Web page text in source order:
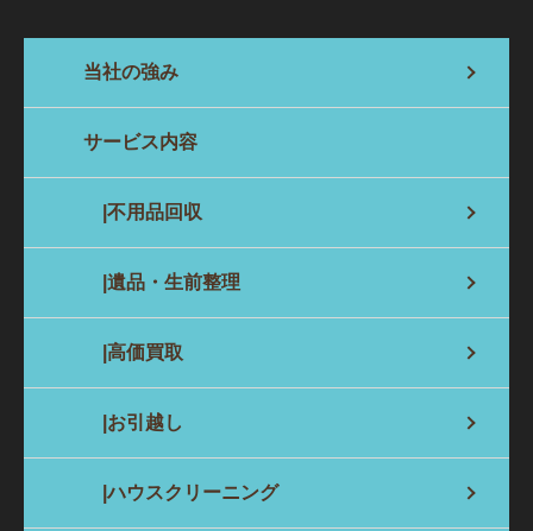
当社の強み
サービス内容
|不用品回収
|遺品・生前整理
|高価買取
|お引越し
|ハウスクリーニング